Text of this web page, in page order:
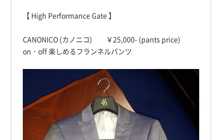
【 High Performance Gate 】
CANONICO (カノニコ) ￥25,000- (pants price)
on・off 楽しめるフランネルパンツ